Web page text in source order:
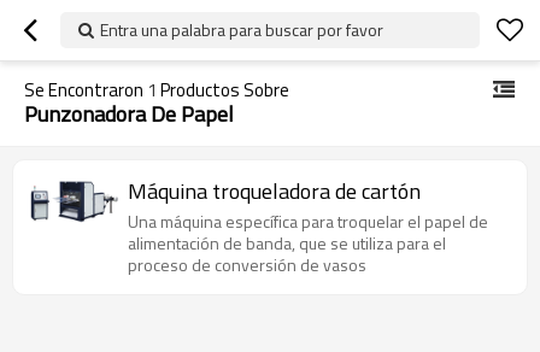
Entra una palabra para buscar por favor
Se Encontraron 1 Productos Sobre
Punzonadora De Papel
Máquina troqueladora de cartón
Una máquina específica para troquelar el papel de
alimentación de banda, que se utiliza para el
proceso de conversión de vasos